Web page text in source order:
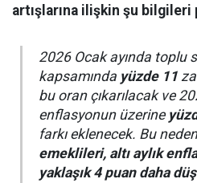
artışlarına ilişkin şu bilgileri
2026 Ocak ayında toplu
kapsamında yüzde 11
bu oran çıkarılacak ve
enflasyonun üzerine
farkı eklenecek. Bu
emeklileri, altı aylık
yaklaşık 4 puan daha